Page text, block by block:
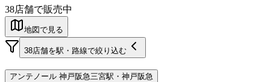
38店舗で販売中
地図で見る
38店舗を駅・路線で絞り込む
アンテノール 神戸阪急三宮駅 ・神戸阪急